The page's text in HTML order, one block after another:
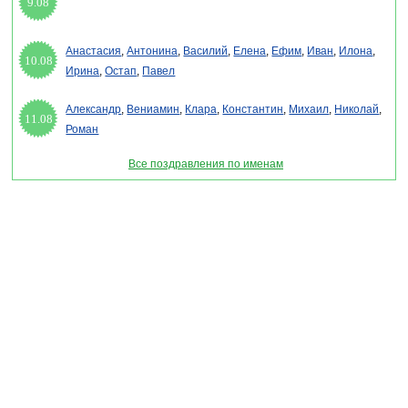
10.08
Анастасия,Антонина, Василий, Елена, Ефим, Иван, Илона,
Ирина,Остап, Павел
11.08
Александр, Вениамин, Клара, Константин, Михаил, Николай,
Роман
Все поздравления по именам